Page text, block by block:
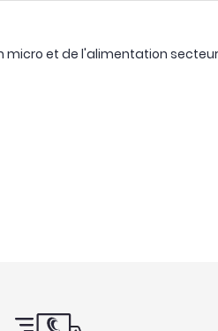
micro et de l'alimentation secteur